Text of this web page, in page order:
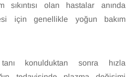
sıkıntısı olan hastalar anında
için genellikle yoğun bakım
konulduktan sonra hızla